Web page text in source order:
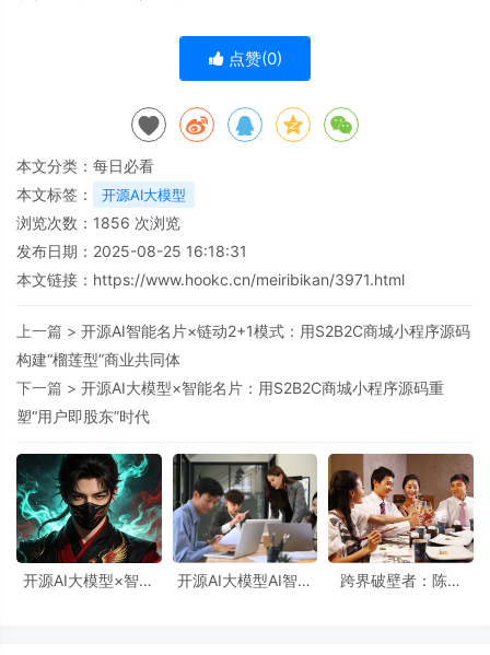
点赞(0)
本文分类： 每日必看
本文标签：
开源AI大模型
浏览次数： 1856 次浏览
发布日期：2025-08-25 16:18:31
本文链接： https://www.hookc.cn/meiribikan/3971.html
上一篇 > 开源AI智能名片×链动2+1模式：用S2B2C商城小程序源码
构建“榴莲型”商业共同体
下一篇 > 开源AI大模型×智能名片：用S2B2C商城小程序源码重
塑“用户即股东”时代
开源AI大模型×智能
开源AI大模型AI智能
跨界破壁者：陈岩